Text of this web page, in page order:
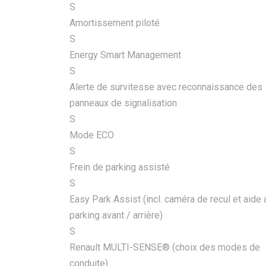
S
Amortissement piloté
S
Energy Smart Management
S
Alerte de survitesse avec reconnaissance des
panneaux de signalisation
S
Mode ECO
S
Frein de parking assisté
S
Easy Park Assist (incl. caméra de recul et aide
parking avant / arrière)
S
Renault MULTI-SENSE® (choix des modes de
conduite)